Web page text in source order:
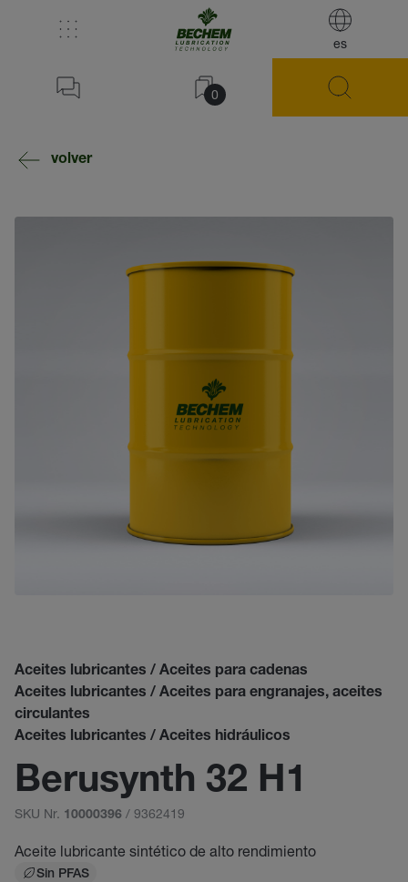
es
0
volver
Aceites lubricantes / Aceites para cadenas
Aceites lubricantes / Aceites para engranajes, aceites
circulantes
Aceites lubricantes / Aceites hidráulicos
Berusynth 32 H1
SKU Nr. 10000396 / 9362419
Aceite lubricante sintético de alto rendimiento
Sin PFAS